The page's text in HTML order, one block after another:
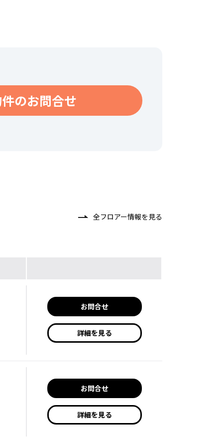
のお問合せ
全フロアー情報を見る
お問合せ
詳細を見る
お問合せ
詳細を見る